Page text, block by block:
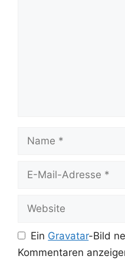
Mail-
Ein Gravatar-Bild
Kommentaren